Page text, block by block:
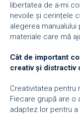
libertatea de a-mi
nevoile și cerințele
alegerea
materiale care mă
Cât de important
creativ și distractiv
Creativitatea pentru
Fiecare grupă are o
adaptez lor pentru